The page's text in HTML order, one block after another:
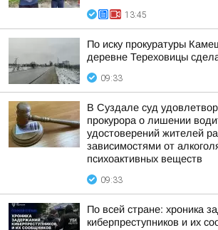
13:45
По иску прокуратуры
деревне Тереховицы
09:33
В Суздале суд
прокурора о лишении
удостоверений жителей
зависимостями от
психоактивных веществ
09:33
По всей стране: хроника
киберпреступников и их